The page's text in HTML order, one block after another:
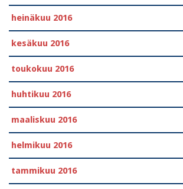
heinäkuu 2016
kesäkuu 2016
toukokuu 2016
huhtikuu 2016
maaliskuu 2016
helmikuu 2016
tammikuu 2016